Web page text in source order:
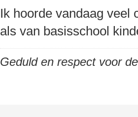
Ik hoorde vandaag veel
als van basisschool
Geduld en respect voor